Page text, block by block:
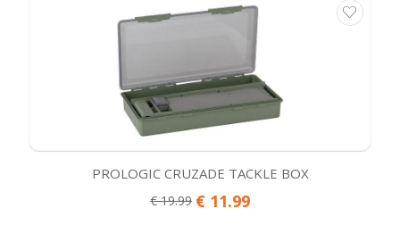
PROLOGIC CRUZADE TACKLE BOX
€ 19.99 € 11.99